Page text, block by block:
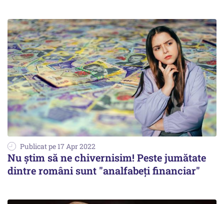
Publicat pe 17 Apr 2022
Nu ştim să ne chivernisim! Peste jumătate
dintre români sunt "analfabeţi financiar"